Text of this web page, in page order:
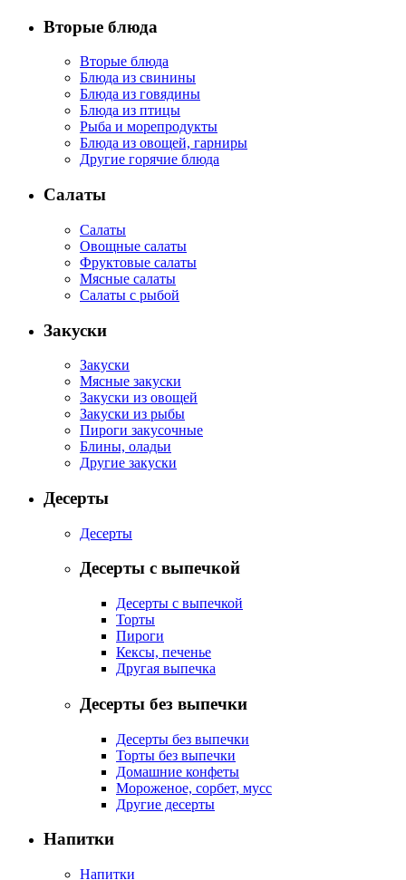
Вторые блюда
Вторые блюда
Блюда из свинины
Блюда из говядины
Блюда из птицы
Рыба и морепродукты
Блюда из овощей, гарниры
Другие горячие блюда
Салаты
Салаты
Овощные салаты
Фруктовые салаты
Мясные салаты
Салаты с рыбой
Закуски
Закуски
Мясные закуски
Закуски из овощей
Закуски из рыбы
Пироги закусочные
Блины, оладьи
Другие закуски
Десерты
Десерты
Десерты с выпечкой
Десерты с выпечкой
Торты
Пироги
Кексы, печенье
Другая выпечка
Десерты без выпечки
Десерты без выпечки
Торты без выпечки
Домашние конфеты
Мороженое, сорбет, мусс
Другие десерты
Напитки
Напитки